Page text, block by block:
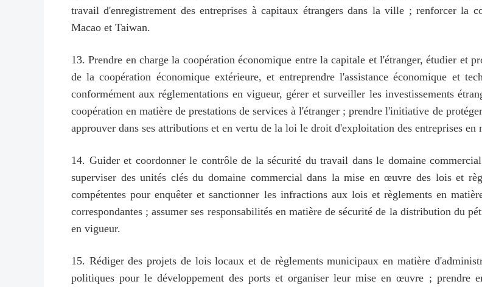
travail d'enregistrement des entreprises à capitaux étrangers dans la ville ; renforcer la
Macao et Taiwan.
13. Prendre en charge la coopération économique entre la capitale et l'étranger, étudier et
de la coopération économique extérieure, et entreprendre l'assistance économique et
conformément aux réglementations en vigueur, gérer et surveiller les investissements
coopération en matière de prestations de services à l'étranger ; prendre l'initiative de
approuver dans ses attributions et en vertu de la loi le droit d'exploitation des entreprises en
14. Guider et coordonner le contrôle de la sécurité du travail dans le domaine
superviser des unités clés du domaine commercial dans la mise en œuvre des lois et
compétentes pour enquêter et sanctionner les infractions aux lois et règlements en
correspondantes ; assumer ses responsabilités en matière de sécurité de la distribution du
en vigueur.
15. Rédiger des projets de lois locaux et de règlements municipaux en matière
politiques pour le développement des ports et organiser leur mise en œuvre ; prendre